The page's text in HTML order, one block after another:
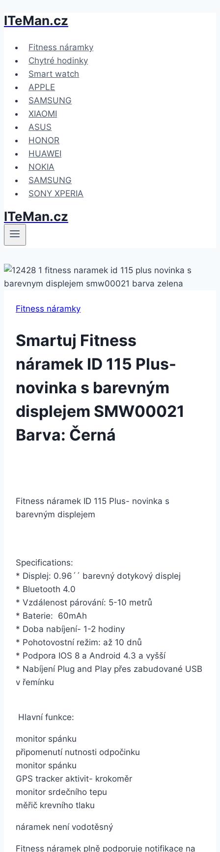
Přeskočit
obsah
ITeMan.cz
Fitness náramky
Chytré hodinky
Smart watch
APPLE
SAMSUNG
XIAOMI
ASUS
HONOR
HUAWEI
NOKIA
SAMSUNG
SONY XPERIA
ITeMan.cz
Fitness náramky
Smartuj Fitness
náramek ID 115 Plus-
novinka s barevným
displejem SMW00021
Barva: Černá
Fitness náramek ID 115 Plus- novinka s
barevným displejem
Specifications:
* Displej: 0.96´´ barevný dotykový displej
* Bluetooth 4.0
* Vzdálenost párování: 5-10 metrů
* Baterie: 60mAh
* Doba nabíjení- 1-2 hodiny
* Pohotovostní režim: až 10 dnů
* Podpora IOS 8 a Android 4.3 a vyšší
* Nabíjení Plug and Play přes zabudované USB
v řemínku
Hlavní funkce:
monitor spánku
připomenutí nutnosti odpočinku
monitor spánku
GPS tracker aktivit- krokoměr
monitor srdečního tepu
měřič krevního tlaku
náramek není vodotěsný
Fitness náramek plně podporuje notifikace na